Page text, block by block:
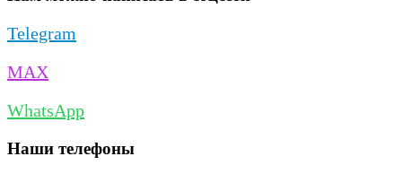
Telegram
MAX
WhatsApp
Наши телефоны